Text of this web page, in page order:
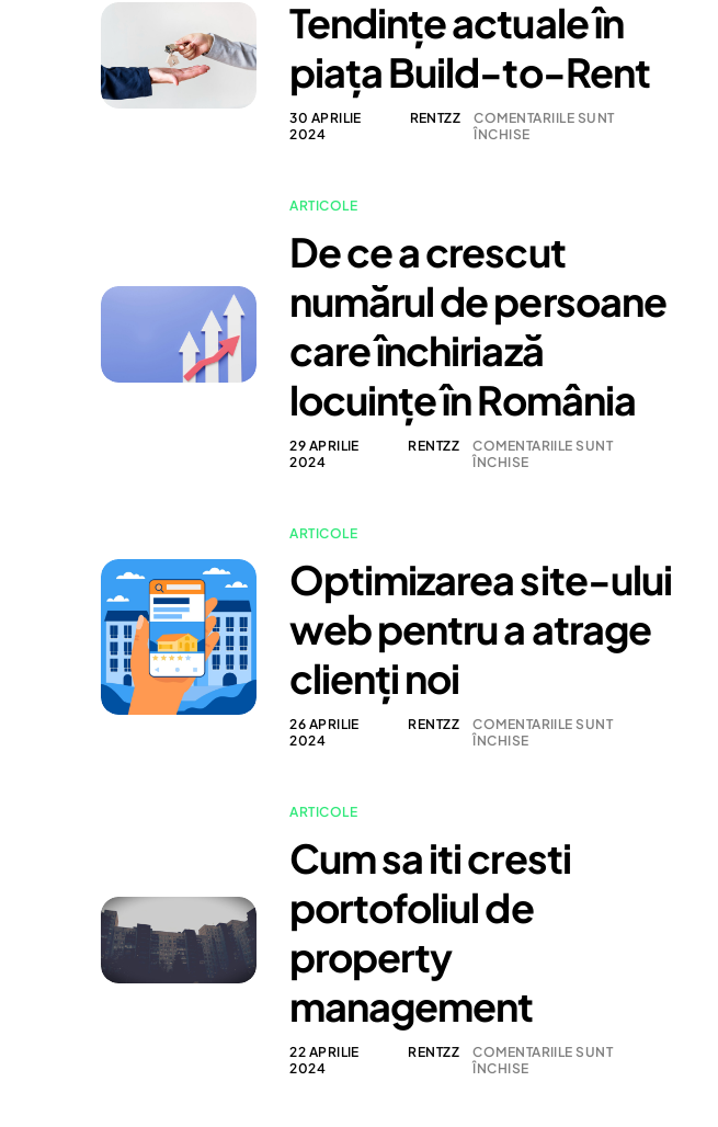
Tendințe actuale în
piața Build-to-Rent
30 APRILIE
2024
RENTZZ
COMENTARIILE SUNT
ÎNCHISE
ARTICOLE
De ce a crescut
numărul de persoane
care închiriază
locuințe în România
29 APRILIE
2024
RENTZZ
COMENTARIILE SUNT
ÎNCHISE
ARTICOLE
Optimizarea site-ului
web pentru a atrage
clienți noi
26 APRILIE
2024
RENTZZ
COMENTARIILE SUNT
ÎNCHISE
ARTICOLE
Cum sa iti cresti
portofoliul de
property
management
22 APRILIE
2024
RENTZZ
COMENTARIILE SUNT
ÎNCHISE